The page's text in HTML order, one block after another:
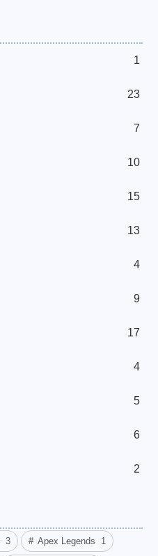
1
23
7
10
15
13
4
9
17
4
5
6
2
3 Apex Legends 1